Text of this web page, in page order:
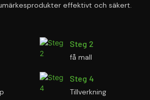
effektivt och säkert.
Steg 2
få mall
Steg 4
Tillverkning